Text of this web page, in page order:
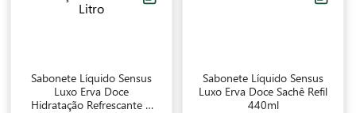
Sabonete Líquido Sensus
Luxo Erva Doce
Hidratação Refrescante 1
Sabonete Líquido Sensus
Luxo Erva Doce Sachê Refil
440ml